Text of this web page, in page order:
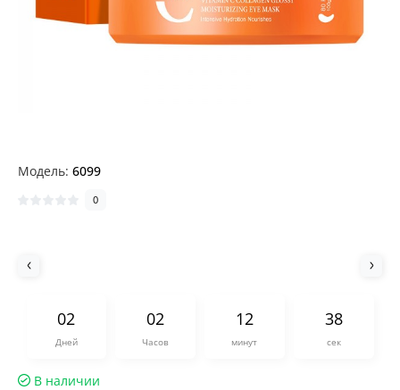
Модель: 6099
0
02
Дней
02
Часов
12
минут
37
сек
В наличии